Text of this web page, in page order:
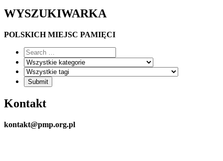
WYSZUKIWARKA
POLSKICH MIEJSC PAMIĘCI
Kontakt
kontakt@pmp.org.pl